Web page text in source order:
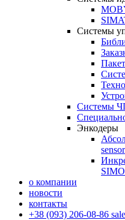
Системы
Системы
Энкодеры
sensor
о компании
новости
контакты
+38 (093) 206-08-86